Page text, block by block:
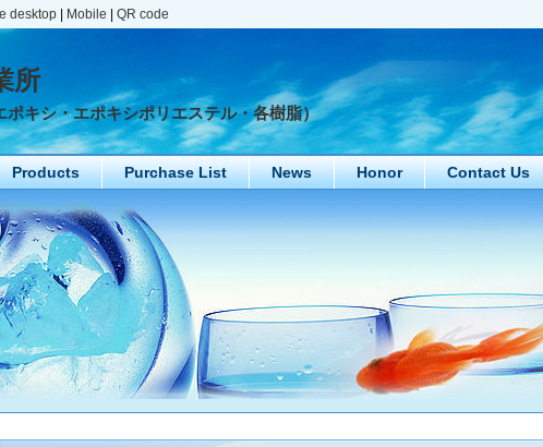
desktop Mobile QR code
所
キシ・エポキシポリエステル・各樹脂）
Products Purchase List News Honor Contact Us